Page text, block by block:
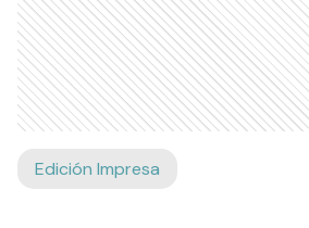
Edición Impresa